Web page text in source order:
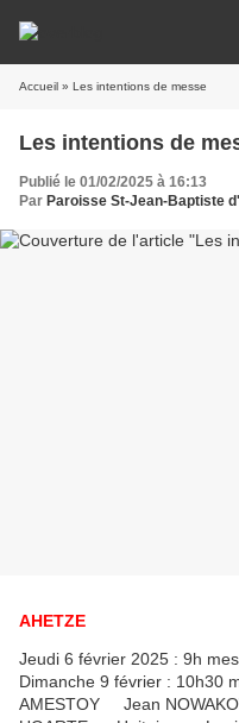
Accueil » Les intentions de messe
Les intentions de
Publié le 01/02/2025 à 16:13
Par Paroisse St-Jean-Baptiste
AHETZE
Jeudi 6 février 2025 : 9h
Dimanche 9 février :
AMESTOY Jean